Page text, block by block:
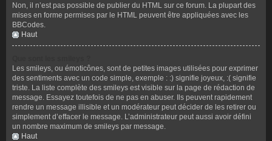
Non, il n’est pas possible de publier du HTML sur ce forum. La plupart des
mises en forme permises par le HTML peuvent être appliquées avec les
BBCodes.
Haut
Les smileys, ou émoticônes, sont de petites images utilisées pour exprimer
des sentiments avec un code simple, exemple : :) signifie joyeux, :( signifie
triste. La liste complète des smileys est visible sur la page de rédaction de
message. Essayez toutefois de ne pas en abuser. Ils peuvent rapidement
rendre un message illisible et un modérateur peut décider de les retirer ou
simplement d’effacer le message. L’administrateur peut aussi avoir défini
un nombre maximum de smileys par message.
Haut